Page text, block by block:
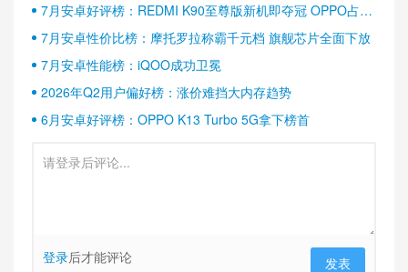
7月安卓好评榜：REDMI K90至尊版新机即夺冠 OPPO占据
半壁江山
7月安卓性价比榜：摩托罗拉称霸千元档 旗舰芯片全面下放
7月安卓性能榜：iQOO成功卫冕
2026年Q2用户偏好榜：涨价难挡大内存趋势
6月安卓好评榜：OPPO K13 Turbo 5G拿下榜首
登录后才能评论 发表